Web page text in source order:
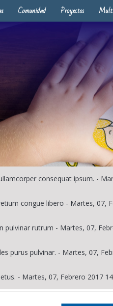
Comunidad Proyectos
consequat ipsum. -
congue libero - Martes, 07,
pulvinar rutrum - Martes, 07,
purus pulvinar. - Martes, 07,
- Martes, 07, Febrero 2017